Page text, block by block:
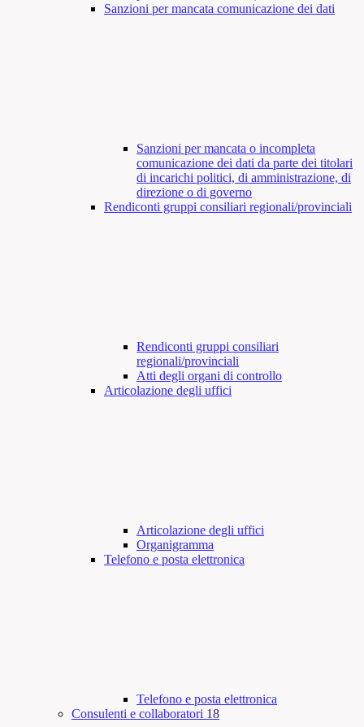
Sanzioni per mancata comunicazione dei dati
Sanzioni per mancata o incompleta
comunicazione dei dati da parte dei titolari
di incarichi politici, di amministrazione, di
direzione o di governo
Rendiconti gruppi consiliari regionali/provinciali
Rendiconti gruppi consiliari
regionali/provinciali
Atti degli organi di controllo
Articolazione degli uffici
Articolazione degli uffici
Organigramma
Telefono e posta elettronica
Telefono e posta elettronica
Consulenti e collaboratori 18